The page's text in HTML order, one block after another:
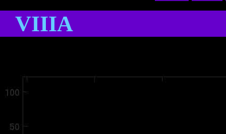
VIIIA